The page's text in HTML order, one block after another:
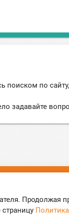
поиском по
задавайте
Продолжая